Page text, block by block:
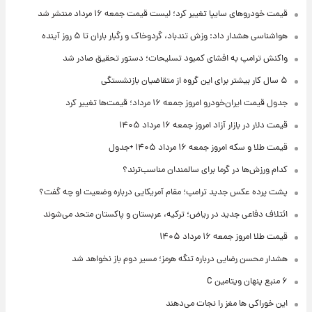
قیمت خودروهای سایپا تغییر کرد؛ لیست قیمت جمعه ۱۶ مرداد منتشر شد
هواشناسی هشدار داد: وزش تندباد، گردوخاک و رگبار باران تا ۵ روز آینده
واکنش ترامپ به افشای کمبود تسلیحات؛ دستور تحقیق صادر شد
۵ سال کار بیشتر برای این گروه از متقاضیان بازنشستگی
جدول قیمت ایران‌خودرو امروز جمعه ۱۶ مرداد؛ قیمت‌ها تغییر کرد
قیمت دلار در بازار آزاد امروز جمعه ۱۶ مرداد ۱۴۰۵
قیمت طلا و سکه امروز جمعه ۱۶ مرداد ۱۴۰۵ +جدول
کدام ورزش‌ها در گرما برای سالمندان مناسب‌ترند؟
پشت پرده عکس جدید ترامپ؛ مقام آمریکایی درباره وضعیت او چه گفت؟
ائتلاف دفاعی جدید در ریاض؛ ترکیه، عربستان و پاکستان متحد می‌شوند
قیمت طلا امروز جمعه ۱۶ مرداد ۱۴۰۵
هشدار محسن رضایی درباره تنگه هرمز؛ مسیر دوم باز نخواهد شد
۶ منبع پنهان ویتامین C
این خوراکی ها مغز را نجات می‌دهند